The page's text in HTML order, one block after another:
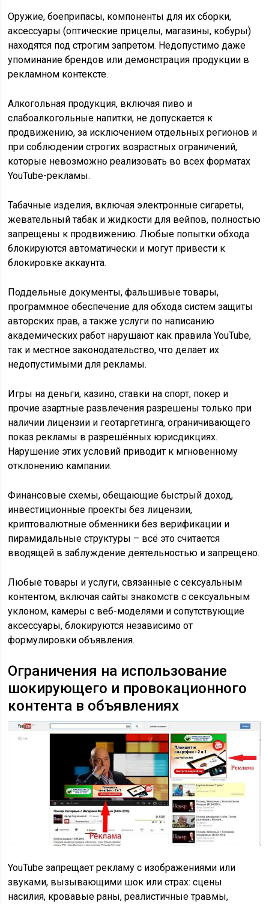
Оружие, боеприпасы, компоненты для их сборки,
аксессуары (оптические прицелы, магазины, кобуры)
находятся под строгим запретом. Недопустимо даже
упоминание брендов или демонстрация продукции в
рекламном контексте.
Алкогольная продукция, включая пиво и
слабоалкогольные напитки, не допускается к
продвижению, за исключением отдельных регионов и
при соблюдении строгих возрастных ограничений,
которые невозможно реализовать во всех форматах
YouTube-рекламы.
Табачные изделия, включая электронные сигареты,
жевательный табак и жидкости для вейпов, полностью
запрещены к продвижению. Любые попытки обхода
блокируются автоматически и могут привести к
блокировке аккаунта.
Поддельные документы, фальшивые товары,
программное обеспечение для обхода систем защиты
авторских прав, а также услуги по написанию
академических работ нарушают как правила YouTube,
так и местное законодательство, что делает их
недопустимыми для рекламы.
Игры на деньги, казино, ставки на спорт, покер и
прочие азартные развлечения разрешены только при
наличии лицензии и геотаргетинга, ограничивающего
показ рекламы в разрешённых юрисдикциях.
Нарушение этих условий приводит к мгновенному
отклонению кампании.
Финансовые схемы, обещающие быстрый доход,
инвестиционные проекты без лицензии,
криптовалютные обменники без верификации и
пирамидальные структуры – всё это считается
вводящей в заблуждение деятельностью и запрещено.
Любые товары и услуги, связанные с сексуальным
контентом, включая сайты знакомств с сексуальным
уклоном, камеры с веб-моделями и сопутствующие
аксессуары, блокируются независимо от
формулировки объявления.
Ограничения на использование
шокирующего и провокационного
контента в объявлениях
YouTube запрещает рекламу с изображениями или
звуками, вызывающими шок или страх: сцены
насилия, кровавые раны, реалистичные травмы,